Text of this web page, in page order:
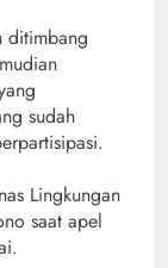
ditimbang
sudah
Lingkungan
saat apel